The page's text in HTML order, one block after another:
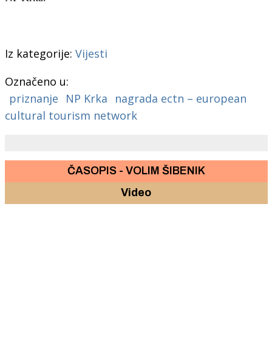
Iz kategorije: Vijesti
Označeno u:
priznanje
NP Krka
nagrada ectn – european
cultural tourism network
ČASOPIS - VOLIM ŠIBENIK
Video